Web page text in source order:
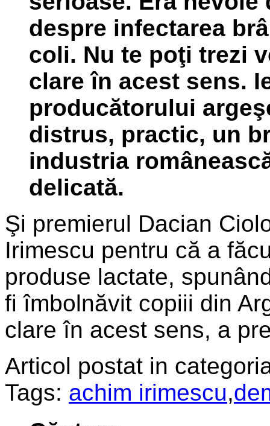
despre infectarea
coli. Nu te poţi trezi
clare în acest sens.
producătorului
distrus, practic, un
industria
delicată.
Şi premierul Dacian
Irimescu pentru că a
produse lactate,
fi îmbolnăvit copiii din
clare în acest sens, a
Articol postat in
Tags: achim irimescu,